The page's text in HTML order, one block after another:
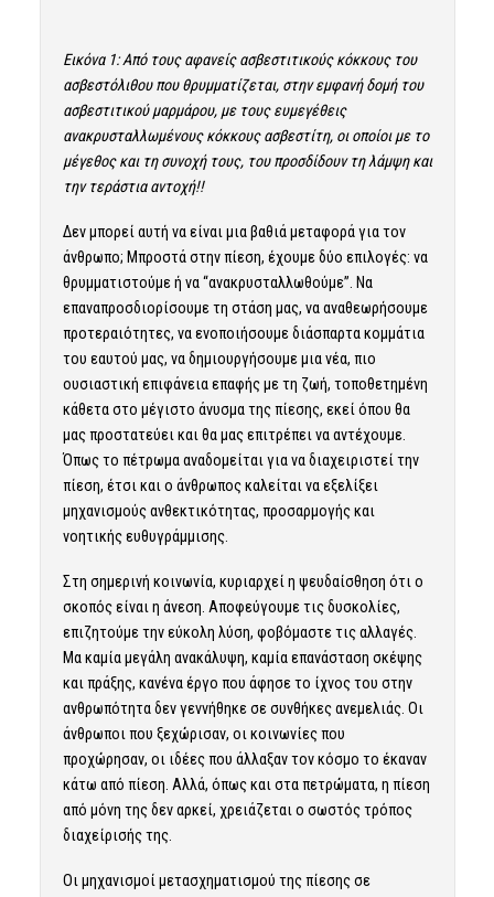
Εικόνα 1: Από τους αφανείς ασβεστιτικούς κόκκους του
ασβεστόλιθου που θρυμματίζεται, στην εμφανή δομή του
ασβεστιτικού μαρμάρου, με τους ευμεγέθεις
ανακρυσταλλωμένους κόκκους ασβεστίτη, οι οποίοι με το
μέγεθος και τη συνοχή τους, του προσδίδουν τη λάμψη και
την τεράστια αντοχή!!
Δεν μπορεί αυτή να είναι μια βαθιά μεταφορά για τον
άνθρωπο; Μπροστά στην πίεση, έχουμε δύο επιλογές: να
θρυμματιστούμε ή να “ανακρυσταλλωθούμε”. Να
επαναπροσδιορίσουμε τη στάση μας, να αναθεωρήσουμε
προτεραιότητες, να ενοποιήσουμε διάσπαρτα κομμάτια
του εαυτού μας, να δημιουργήσουμε μια νέα, πιο
ουσιαστική επιφάνεια επαφής με τη ζωή, τοποθετημένη
κάθετα στο μέγιστο άνυσμα της πίεσης, εκεί όπου θα
μας προστατεύει και θα μας επιτρέπει να αντέχουμε.
Όπως το πέτρωμα αναδομείται για να διαχειριστεί την
πίεση, έτσι και ο άνθρωπος καλείται να εξελίξει
μηχανισμούς ανθεκτικότητας, προσαρμογής και
νοητικής ευθυγράμμισης.
Στη σημερινή κοινωνία, κυριαρχεί η ψευδαίσθηση ότι ο
σκοπός είναι η άνεση. Αποφεύγουμε τις δυσκολίες,
επιζητούμε την εύκολη λύση, φοβόμαστε τις αλλαγές.
Μα καμία μεγάλη ανακάλυψη, καμία επανάσταση σκέψης
και πράξης, κανένα έργο που άφησε το ίχνος του στην
ανθρωπότητα δεν γεννήθηκε σε συνθήκες ανεμελιάς. Οι
άνθρωποι που ξεχώρισαν, οι κοινωνίες που
προχώρησαν, οι ιδέες που άλλαξαν τον κόσμο το έκαναν
κάτω από πίεση. Αλλά, όπως και στα πετρώματα, η πίεση
από μόνη της δεν αρκεί, χρειάζεται ο σωστός τρόπος
διαχείρισής της.
Οι μηχανισμοί μετασχηματισμού της πίεσης σε